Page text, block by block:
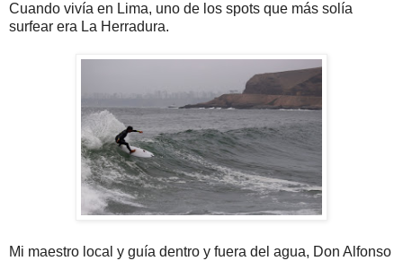
Cuando vivía en Lima, uno de los spots que más solía
surfear era La Herradura.
Mi maestro local y guía dentro y fuera del agua, Don Alfonso